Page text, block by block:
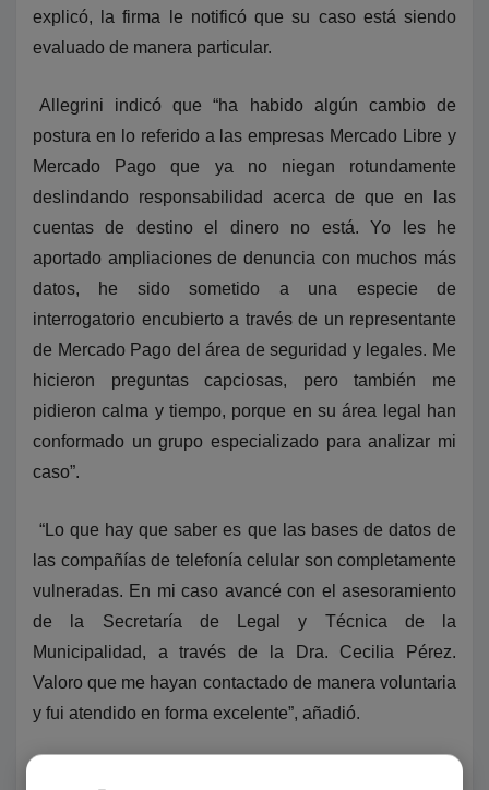
explicó, la firma le notificó que su caso está siendo
evaluado de manera particular.
Allegrini indicó que “ha habido algún cambio de
postura en lo referido a las empresas Mercado Libre y
Mercado Pago que ya no niegan rotundamente
deslindando responsabilidad acerca de que en las
cuentas de destino el dinero no está. Yo les he
aportado ampliaciones de denuncia con muchos más
datos, he sido sometido a una especie de
interrogatorio encubierto a través de un representante
de Mercado Pago del área de seguridad y legales. Me
hicieron preguntas capciosas, pero también me
pidieron calma y tiempo, porque en su área legal han
conformado un grupo especializado para analizar mi
caso”.
“Lo que hay que saber es que las bases de datos de
las compañías de telefonía celular son completamente
vulneradas. En mi caso avancé con el asesoramiento
de la Secretaría de Legal y Técnica de la
Municipalidad, a través de la Dra. Cecilia Pérez.
Valoro que me hayan contactado de manera voluntaria
y fui atendido en forma excelente”, añadió.